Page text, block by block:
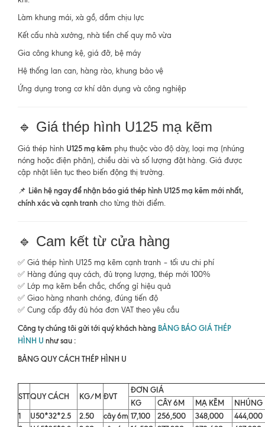
Làm khung mái, xà gồ, dầm chịu lực
Kết cấu nhà xưởng, nhà tiền chế quy mô vừa
Gia công khung kệ, giá đỡ, bệ máy
Hệ thống lan can, hàng rào, khung bảo vệ
Ứng dụng trong cơ khí dân dụng và công nghiệp
🔹 Giá thép hình U125 mạ kẽm
Giá thép hình U125 mạ kẽm phụ thuộc vào độ dày, loại mạ (nhúng
nóng hoặc điện phân), chiều dài và số lượng đặt hàng. Giá được
cập nhật liên tục theo biến động thị trường.
📌 Liên hệ ngay để nhận báo giá thép hình U125 mạ kẽm mới nhất,
chính xác và cạnh tranh cho từng thời điểm.
🔹 Cam kết từ cửa hàng
✅ Giá thép hình U125 mạ kẽm cạnh tranh – tối ưu chi phí
✅ Hàng đúng quy cách, đủ trọng lượng, thép mới 100%
✅ Lớp mạ kẽm bền chắc, chống gỉ hiệu quả
✅ Giao hàng nhanh chóng, đúng tiến độ
✅ Cung cấp đầy đủ hóa đơn VAT theo yêu cầu
Công ty chúng tôi gửi tới quý khách hàng BẢNG BÁO GIÁ THÉP
HÌNH U như sau :
BẢNG QUY CÁCH THÉP HÌNH U
STTQUY CÁCH KG/M ĐVT
ĐƠN GIÁ
KG
CÂY 6M MẠ KẼM
NHÚNG
1
U50*32*2.5 2.50 cây 6m 17,100 256,500 348,000
444,000